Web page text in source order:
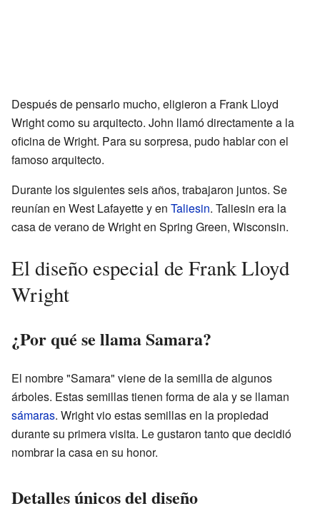
Después de pensarlo mucho, eligieron a Frank Lloyd
Wright como su arquitecto. John llamó directamente a la
oficina de Wright. Para su sorpresa, pudo hablar con el
famoso arquitecto.
Durante los siguientes seis años, trabajaron juntos. Se
reunían en West Lafayette y en Taliesin. Taliesin era la
casa de verano de Wright en Spring Green, Wisconsin.
El diseño especial de Frank Lloyd
Wright
¿Por qué se llama Samara?
El nombre "Samara" viene de la semilla de algunos
árboles. Estas semillas tienen forma de ala y se llaman
sámaras. Wright vio estas semillas en la propiedad
durante su primera visita. Le gustaron tanto que decidió
nombrar la casa en su honor.
Detalles únicos del diseño